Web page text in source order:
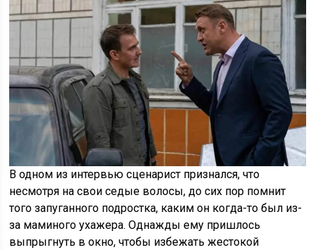
В одном из интервью сценарист признался, что
несмотря на свои седые волосы, до сих пор помнит
того запуганного подростка, каким он когда-то был из-
за маминого ухажера. Однажды ему пришлось
выпрыгнуть в окно, чтобы избежать жестокой